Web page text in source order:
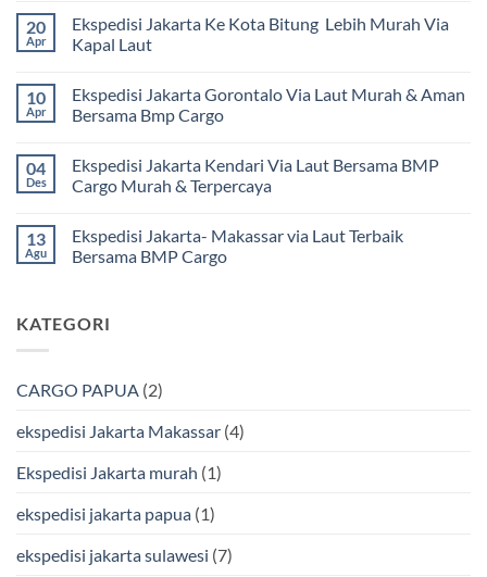
komentar
pada
Ekspedisi
Murah
dan
Terpercaya
Cargo
Jakarta
ke
BMP
Cargo
20
Apr
Ekspedisi Jakarta Ke Kota Bitung Lebih Murah Via
Kapal Laut
komentar
pada
Ekspedisi
Kota
Bitung
Lebih
Kapal
Laut
10
Apr
Ekspedisi Jakarta Gorontalo Via Laut Murah & Aman
Bersama Bmp Cargo
komentar
pada
Ekspedisi
Via
Laut
Murah
Bmp
Cargo
04
Des
Ekspedisi Jakarta Kendari Via Laut Bersama BMP
Cargo Murah & Terpercaya
komentar
pada
Ekspedisi
Laut
Bersama
&
13
Agu
Ekspedisi Jakarta- Makassar via Laut Terbaik
Bersama BMP Cargo
pada
Ekspedisi
Laut
BMP
KATEGORI
CARGO PAPUA (2)
ekspedisi Jakarta Makassar (4)
Ekspedisi Jakarta murah (1)
ekspedisi jakarta papua (1)
ekspedisi jakarta sulawesi (7)